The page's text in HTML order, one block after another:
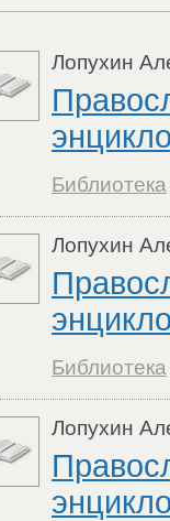
Лопухин
Библиотека
Лопухин
Библиотека
Лопухин